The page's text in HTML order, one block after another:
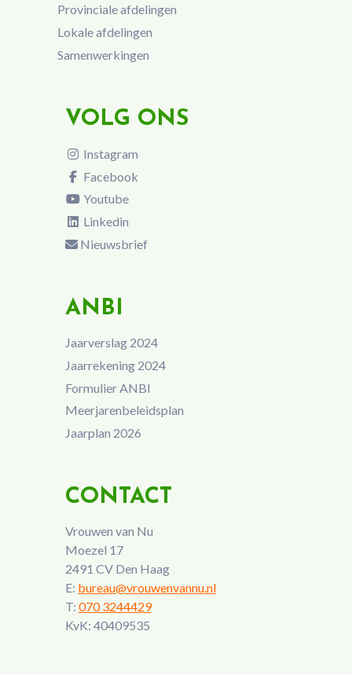
Provinciale afdelingen
Lokale afdelingen
Samenwerkingen
VOLG ONS
Instagram
Facebook
Youtube
Linkedin
Nieuwsbrief
ANBI
Jaarverslag 2024
Jaarrekening 2024
Formulier ANBI
Meerjarenbeleidsplan
Jaarplan 2026
CONTACT
Vrouwen van Nu
Moezel 17
2491 CV Den Haag
E: bureau@vrouwenvannu.nl
T: 070 3244429
KvK: 40409535